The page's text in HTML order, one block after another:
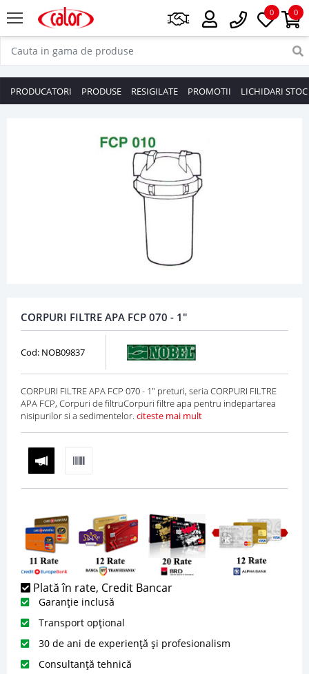
0
0
PRODUCATORI PRODUSE RESIGILATE PROMOTII LICHIDARI STOC
CORPURI FILTRE APA FCP 070 - 1"
Cod: NOB09837
CORPURI FILTRE APA FCP 070 - 1" preturi, seria CORPURI FILTRE
APA FCP, Corpuri de filtruCorpuri filtre apa pentru indepartarea
nisipurilor si a sedimentelor. citeste mai mult
Plată în rate, Credit Bancar
Garanție inclusă
Transport opțional
30 de ani de experiență și profesionalism
Consultanță tehnică